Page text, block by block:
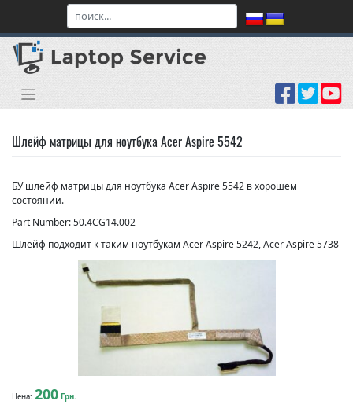
content
Шлейф матрицы для ноутбука Acer Aspire 5542
БУ шлейф матрицы для ноутбука Acer Aspire 5542 в хорошем
состоянии.
Part Number: 50.4CG14.002
Шлейф подходит к таким ноутбукам Acer Aspire 5242, Acer Aspire 5738
Цена: 200 Грн.